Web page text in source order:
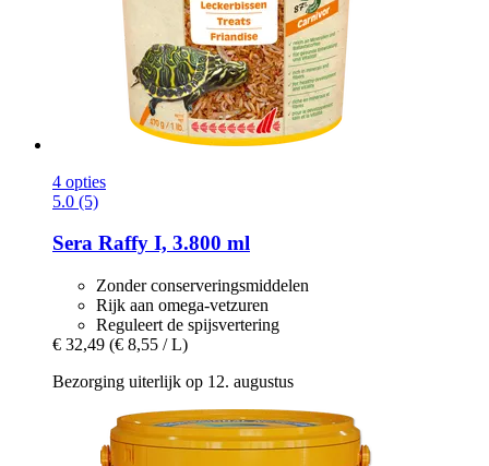
4 opties
5.0 (5)
Sera Raffy I, 3.800 ml
Zonder conserveringsmiddelen
Rijk aan omega-vetzuren
Reguleert de spijsvertering
€ 32,49 (€ 8,55 / L)
Bezorging uiterlijk op 12. augustus